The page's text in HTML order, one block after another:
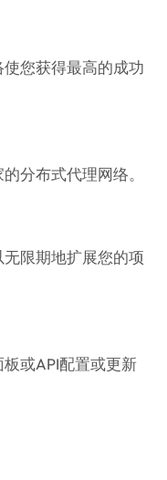
您获得最高的成功
分布式代理网络。
限期地扩展您的项
或API配置或更新